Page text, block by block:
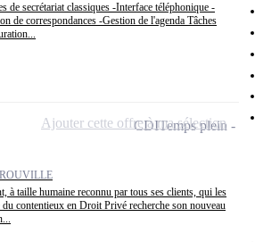
de secrétariat classiques -Interface téléphonique -
de correspondances -Gestion de l'agenda Tâches
à taille humaine reconnu par tous ses clients, qui les
du contentieux en Droit Privé recherche son nouveau
CDITemps plein
Ajouter cette offre à ma sélection